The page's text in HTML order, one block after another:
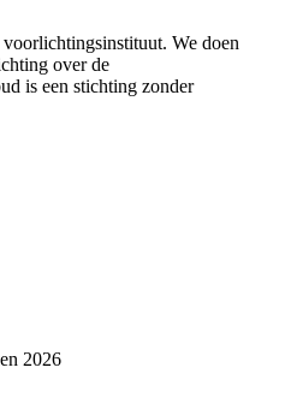
We doen
over de
is een stichting zonder
2026